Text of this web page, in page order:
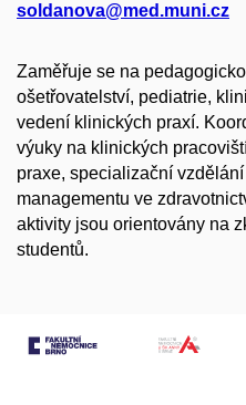
soldanova@med.muni.cz
Zaměřuje se na
ošetřovatelství, pediatrie,
vedení klinických praxí.
výuky na klinických
praxe, specializační
managementu ve
aktivity jsou orientovány na
studentů.